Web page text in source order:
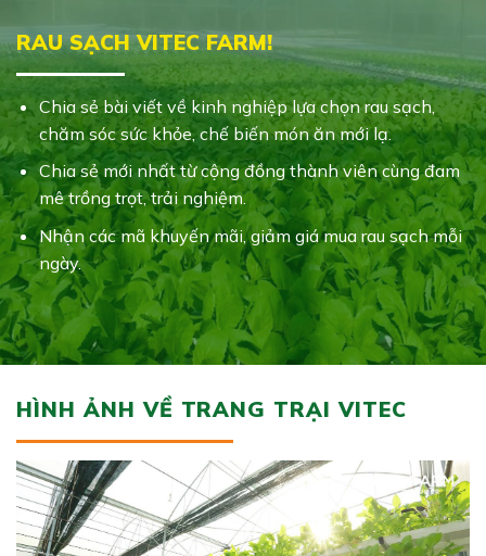
RAU SẠCH VITEC FARM!
Chia sẻ bài viết về kinh nghiệp lựa chọn rau sạch,
chăm sóc sức khỏe, chế biến món ăn mới lạ.
Chia sẻ mới nhất từ cộng đồng thành viên cùng đam
mê trồng trọt, trải nghiệm.
Nhận các mã khuyến mãi, giảm giá mua rau sạch mỗi
ngày.
HÌNH ẢNH VỀ TRANG TRẠI VITEC